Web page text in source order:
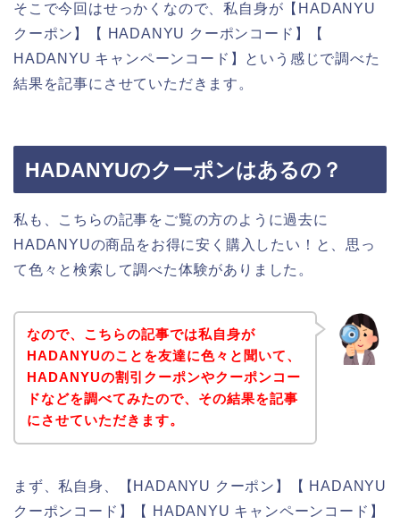
そこで今回はせっかくなので、私自身が【HADANYU
クーポン】【 HADANYU クーポンコード】【
HADANYU キャンペーンコード】という感じで調べた
結果を記事にさせていただきます。
HADANYUのクーポンはあるの？
私も、こちらの記事をご覧の方のように過去に
HADANYUの商品をお得に安く購入したい！と、思っ
て色々と検索して調べた体験がありました。
なので、こちらの記事では私自身が
HADANYUのことを友達に色々と聞いて、
HADANYUの割引クーポンやクーポンコー
ドなどを調べてみたので、その結果を記事
にさせていただきます。
まず、私自身、【HADANYU クーポン】【 HADANYU
クーポンコード】【 HADANYU キャンペーンコード】